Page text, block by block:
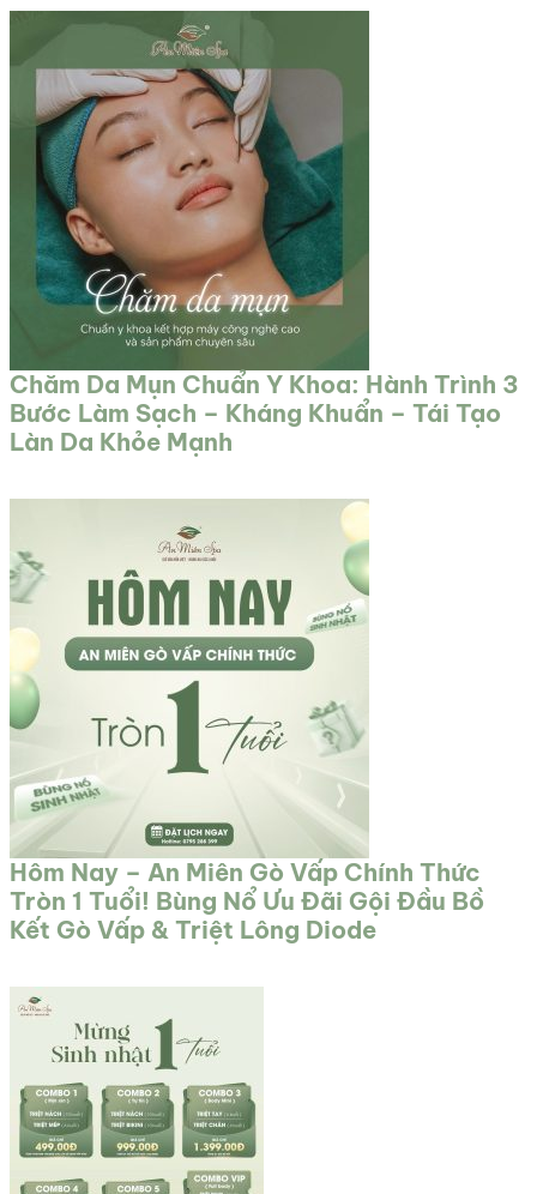
Chăm Da Mụn Chuẩn Y Khoa: Hành Trình 3
Bước Làm Sạch – Kháng Khuẩn – Tái Tạo
Làn Da Khỏe Mạnh
Hôm Nay – An Miên Gò Vấp Chính Thức
Tròn 1 Tuổi! Bùng Nổ Ưu Đãi Gội Đầu Bồ
Kết Gò Vấp & Triệt Lông Diode